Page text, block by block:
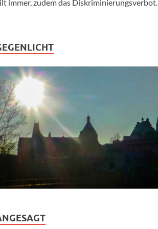
immer, zudem das Diskriminierungsverbot.